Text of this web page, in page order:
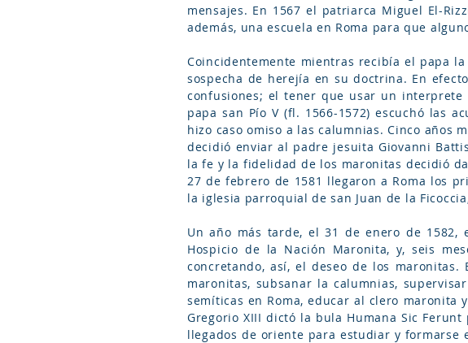
mensajes. En 1567 el patriarca Miguel El-
además, una escuela en Roma para que
Coincidentemente mientras recibía el papa
sospecha de herejía en su doctrina. En
confusiones; el tener que usar un
papa san Pío V (fl. 1566-1572) escuchó las
hizo caso omiso a las calumnias. Cinco años
decidió enviar al padre jesuita Giovanni
la fe y la fidelidad de los maronitas decidió
27 de febrero de 1581 llegaron a Roma los
la iglesia parroquial de san Juan de la
Un año más tarde, el 31 de enero de
Hospicio de la Nación Maronita, y, seis
concretando, así, el deseo de los
maronitas, subsanar la calumnias,
semíticas en Roma, educar al clero maronita
Gregorio XIII dictó la bula Humana Sic
llegados de oriente para estudiar y formarse